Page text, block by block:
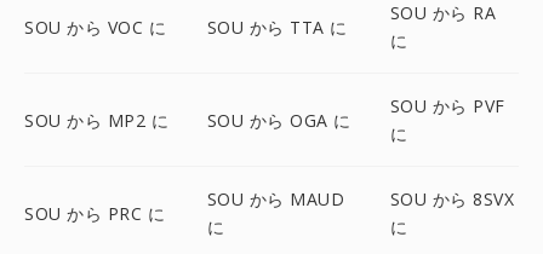
SOU から VOC に SOU から TTA に
SOU から RA
に
SOU から MP2 に SOU から OGA に
SOU から PVF
に
SOU から PRC に
SOU から MAUD
に
SOU から 8SVX
に